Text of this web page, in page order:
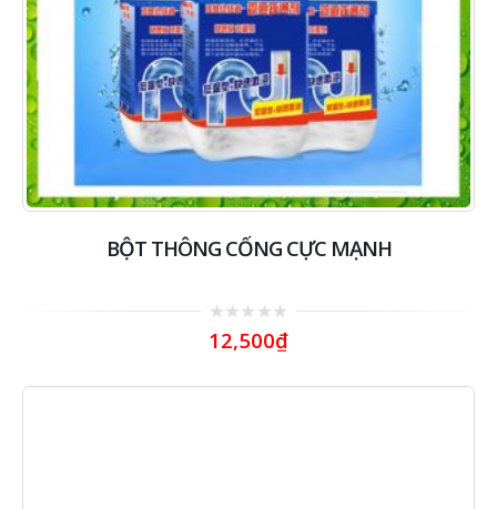
BỘT THÔNG CỐNG CỰC MẠNH
out
12,500₫